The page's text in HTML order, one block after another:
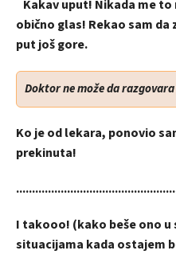
Kakav uput! Nikada me
obično glas! Rekao sam
put još gore.
Doktor ne može da
Ko je od lekara, ponovio
prekinuta!
I takooo! (kako beše ono
situacijama kada ostajem